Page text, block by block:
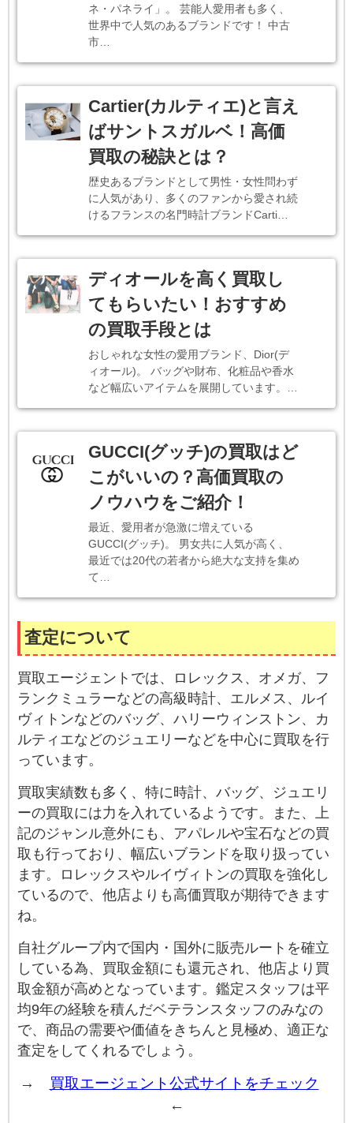
ネ・パネライ」。 芸能人愛用者も多く、
世界中で人気のあるブランドです！ 中古
市…
Cartier(カルティエ)と言え
ばサントスガルベ！高価
買取の秘訣とは？
歴史あるブランドとして男性・女性問わず
に人気があり、多くのファンから愛され続
けるフランスの名門時計ブランドCarti…
ディオールを高く買取し
てもらいたい！おすすめ
の買取手段とは
おしゃれな女性の愛用ブランド、Dior(デ
ィオール)。 バッグや財布、化粧品や香水
など幅広いアイテムを展開しています。…
GUCCI(グッチ)の買取はど
こがいいの？高価買取の
ノウハウをご紹介！
最近、愛用者が急激に増えている
GUCCI(グッチ)。 男女共に人気が高く、
最近では20代の若者から絶大な支持を集め
て…
査定について
買取エージェントでは、ロレックス、オメガ、フ
ランクミュラーなどの高級時計、エルメス、ルイ
ヴィトンなどのバッグ、ハリーウィンストン、カ
ルティエなどのジュエリーなどを中心に買取を行
っています。
買取実績数も多く、特に時計、バッグ、ジュエリ
ーの買取には力を入れているようです。また、上
記のジャンル意外にも、アパレルや宝石などの買
取も行っており、幅広いブランドを取り扱ってい
ます。ロレックスやルイヴィトンの買取を強化し
ているので、他店よりも高価買取が期待できます
ね。
自社グループ内で国内・国外に販売ルートを確立
している為、買取金額にも還元され、他店より買
取金額が高めとなっています。鑑定スタッフは平
均9年の経験を積んだベテランスタッフのみなの
で、商品の需要や価値をきちんと見極め、適正な
査定をしてくれるでしょう。
→
買取エージェント公式サイトをチェック
←